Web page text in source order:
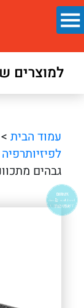
למוצרים
עמוד הבית >
לפיזיותרפיה
גבהים